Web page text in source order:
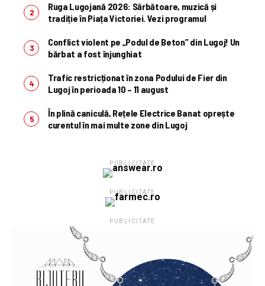
Ruga Lugojană 2026: Sărbătoare, muzică și
tradiție în Piața Victoriei. Vezi programul
Conflict violent pe „Podul de Beton” din Lugoj! Un
bărbat a fost înjunghiat
Trafic restricționat în zona Podului de Fier din
Lugoj în perioada 10 – 11 august
În plină caniculă, Rețele Electrice Banat oprește
curentul în mai multe zone din Lugoj
PUBLICITATE
PUBLICITATE
PUBLICITATE